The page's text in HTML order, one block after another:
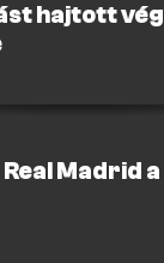
hajtott
Madrid a